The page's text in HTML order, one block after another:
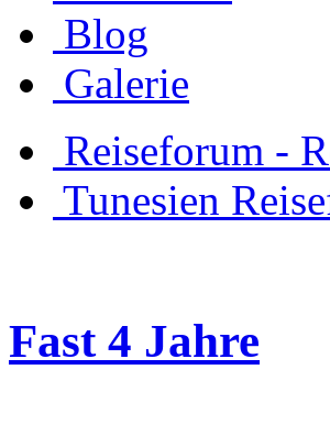
Blog
Galerie
Reiseforum -
Tunesien
Fast 4 Jahre